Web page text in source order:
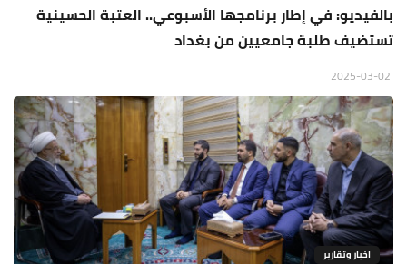
بالفيديو: في إطار برنامجها الأسبوعي.. العتبة الحسينية
تستضيف طلبة جامعيين من بغداد
اخبار وتقارير